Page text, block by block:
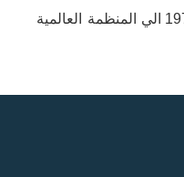
- انضمت في 28 نوفمبر 1975 الي المنظمة العالمية